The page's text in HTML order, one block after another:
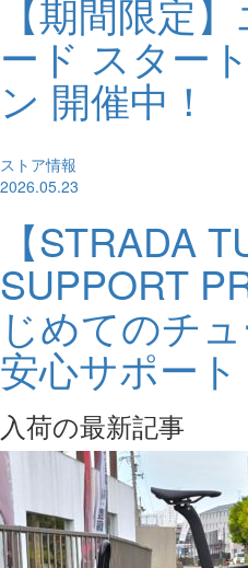
【期間限定
ード スター
ン 開催中！
ストア情報
2026.05.23
【STRADA
SUPPORT
じめてのチ
安心サポート
入荷の最新記事